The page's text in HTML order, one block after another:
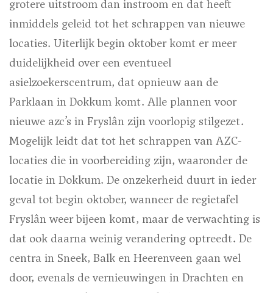
grotere uitstroom dan instroom en dat heeft
inmiddels geleid tot het schrappen van nieuwe
locaties. Uiterlijk begin oktober komt er meer
duidelijkheid over een eventueel
asielzoekerscentrum, dat opnieuw aan de
Parklaan in Dokkum komt. Alle plannen voor
nieuwe azc’s in Fryslân zijn voorlopig stilgezet.
Mogelijk leidt dat tot het schrappen van AZC-
locaties die in voorbereiding zijn, waaronder de
locatie in Dokkum. De onzekerheid duurt in ieder
geval tot begin oktober, wanneer de regietafel
Fryslân weer bijeen komt, maar de verwachting is
dat ook daarna weinig verandering optreedt. De
centra in Sneek, Balk en Heerenveen gaan wel
door, evenals de vernieuwingen in Drachten en